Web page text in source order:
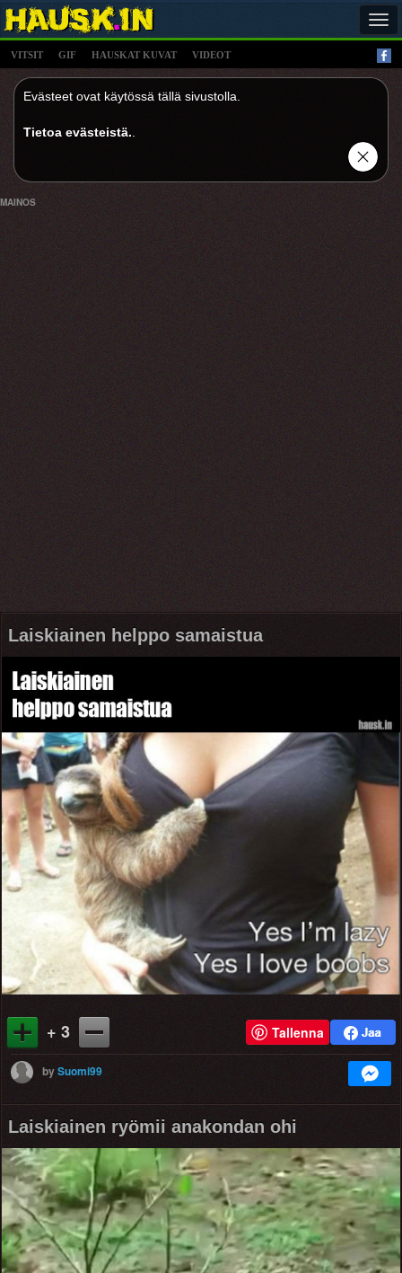
VITSIT GIF HAUSKAT KUVAT VIDEOT
Evästeet ovat käytössä tällä sivustolla.
Tietoa evästeistä.
MAINOS
Laiskiainen helppo samaistua
+ 3 Tallenna
bySuomi99
Laiskiainen ryömii anakondan ohi